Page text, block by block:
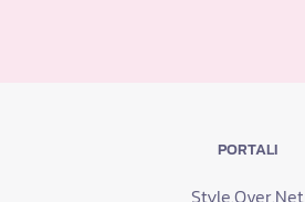
PORTALI
Style.Over.Net